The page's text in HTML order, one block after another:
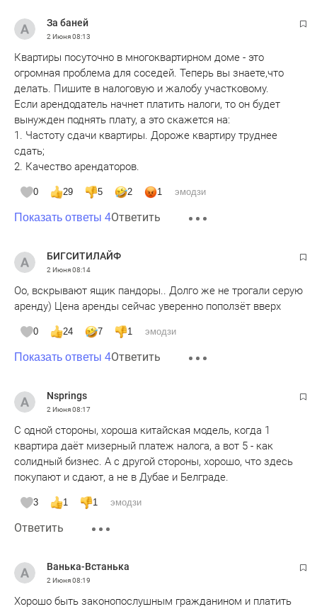
За баней
2 Июня08:13
Квартиры посуточно в многоквартирном доме - это
огромная проблема для соседей. Теперь вы знаете,что
делать. Пишите в налоговую и жалобу участковому.
Если арендодатель начнет платить налоги, то он будет
вынужден поднять плату, а это скажется на:
1. Частоту сдачи квартиры. Дороже квартиру труднее
сдать;
2. Качество арендаторов.
0 29 5 2 1 эмодзи
Показать ответы 4Ответить
БИГСИТИЛАЙФ
2 Июня08:14
Оо, вскрывают ящик пандоры.. Долго же не трогали серую
аренду) Цена аренды сейчас уверенно поползёт вверх
0 24 7 1 эмодзи
Показать ответы 4Ответить
Nsprings
2 Июня08:17
С одной стороны, хороша китайская модель, когда 1
квартира даёт мизерный платеж налога, а вот 5 - как
солидный бизнес. А с другой стороны, хорошо, что здесь
покупают и сдают, а не в Дубае и Белграде.
3 1 1 эмодзи
Ответить
Ванька-Встанька
2 Июня08:19
Хорошо быть законопослушным гражданином и платить